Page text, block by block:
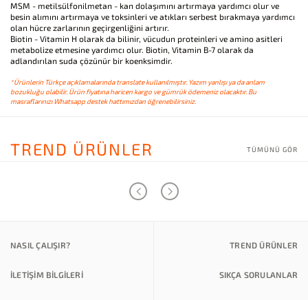
MSM - metilsülfonilmetan - kan dolaşımını artırmaya yardımcı olur ve
besin alımını artırmaya ve toksinleri ve atıkları serbest bırakmaya yardımcı
olan hücre zarlarının geçirgenliğini artırır.
Biotin - Vitamin H olarak da bilinir, vücudun proteinleri ve amino asitleri
metabolize etmesine yardımcı olur. Biotin, Vitamin B-7 olarak da
adlandırılan suda çözünür bir koenksimdir.
*Ürünlerin Türkçe açıklamalarında translate kullanılmıştır. Yazım yanlışı ya da anlam
bozukluğu olabilir. Ürün fiyatına haricen kargo ve gümrük ödemeniz olacaktır. Bu
masraflarınızı Whatsapp destek hattımızdan öğrenebilirsiniz.
TREND ÜRÜNLER TÜMÜNÜ GÖR
NASIL ÇALIŞIR? TREND ÜRÜNLER
İLETİŞİM BİLGİLERİ SIKÇA SORULANLAR